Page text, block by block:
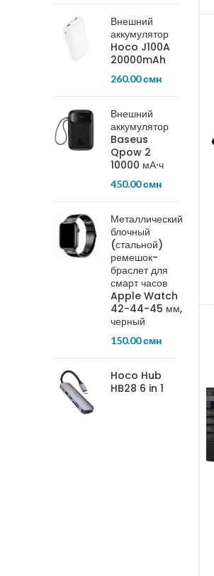
Внешний
аккумулятор
Hoco J100A
20000mAh
260.00смн
Внешний
аккумулятор
Baseus
Qpow 2
10000 мА⋅ч
450.00смн
Металлический
блочный
(стальной)
ремешок-
браслет для
смарт часов
Apple Watch
42-44-45 мм,
черный
150.00смн
Hoco Hub
HB28 6 in 1